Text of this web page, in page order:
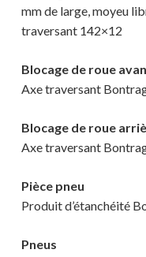
mm de large, moyeu
traversant 142×12
Blocage de roue
Axe traversant
Blocage de roue
Axe traversant
Pièce pneu
Produit d’étanchéité
Pneus